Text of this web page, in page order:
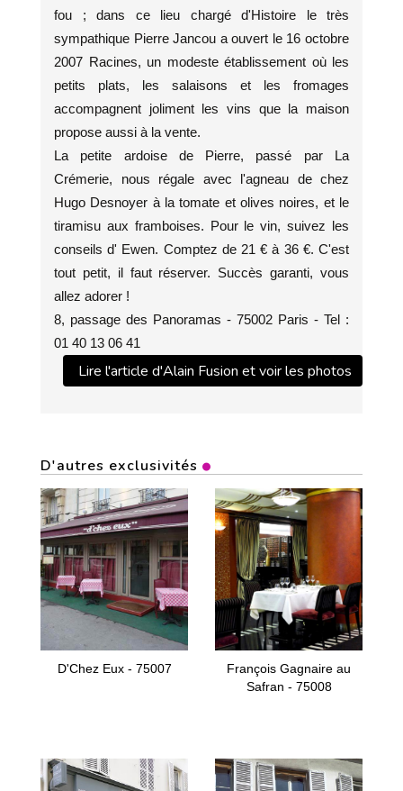
fou ; dans ce lieu chargé d'Histoire le très
sympathique Pierre Jancou a ouvert le 16 octobre
2007 Racines, un modeste établissement où les
petits plats, les salaisons et les fromages
accompagnent joliment les vins que la maison
propose aussi à la vente.
La petite ardoise de Pierre, passé par La
Crémerie, nous régale avec l'agneau de chez
Hugo Desnoyer à la tomate et olives noires, et le
tiramisu aux framboises. Pour le vin, suivez les
conseils d' Ewen. Comptez de 21 € à 36 €. C'est
tout petit, il faut réserver. Succès garanti, vous
allez adorer !
8, passage des Panoramas - 75002 Paris - Tel :
01 40 13 06 41
Lire l'article d'Alain Fusion et voir les photos
D'autres exclusivités
D'Chez Eux - 75007
François Gagnaire au
Safran - 75008